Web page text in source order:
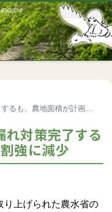
です
地面積が計画の3割強に減少
れ対策完了する
強に減少
り上げられた農水省の